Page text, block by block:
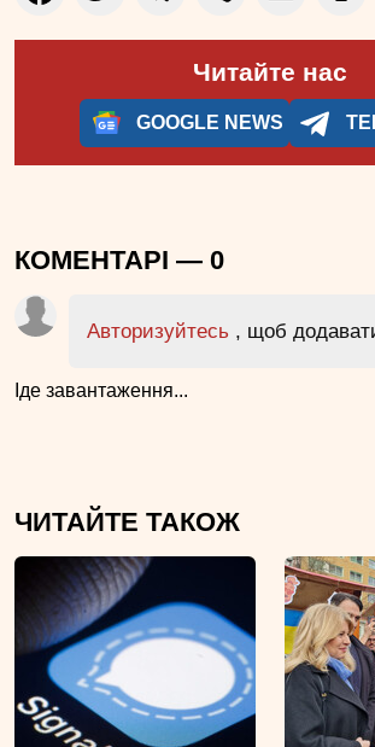
Читайте нас
GOOGLE NEWS
КОМЕНТАРІ — 0
Авторизуйтесь , щоб
Іде завантаження...
ЧИТАЙТЕ ТАКОЖ